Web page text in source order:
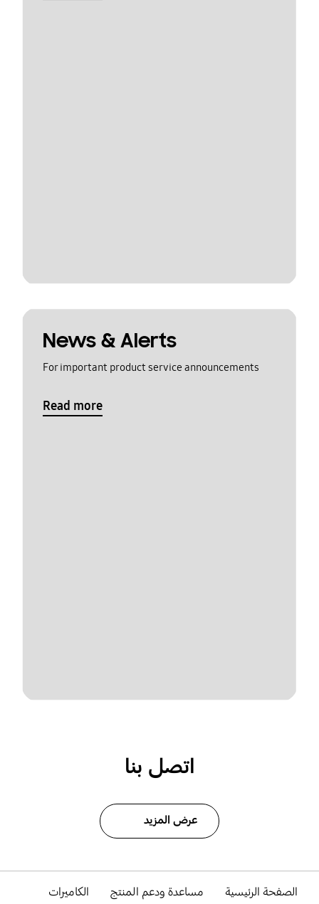
News & Alerts
For important product service announcements
Read more
اتصل بنا
عرض المزيد
الصفحة الرئيسية مساعدة ودعم المنتج
الكاميرات